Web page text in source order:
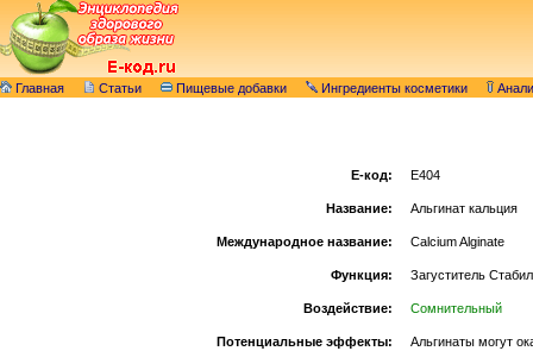
Главная Статьи Пищевые добавки Ингредиенты косметики
E-код: E404
Название: Альгинат кальция
Международное название: Calcium Alginate
Функция: Загуститель
Воздействие: Сомнительный
Потенциальные эффекты: Альгинаты могут